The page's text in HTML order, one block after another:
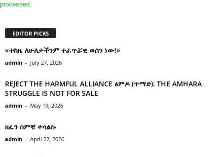
processed.
EDITOR PICKS
«ተከዜ ለሁለታችንም ተፈጥሯዊ ወሰን ነው!»
admin - July 27, 2026
REJECT THE HARMFUL ALLIANCE ፅምዶ (ጥማድ): THE AMHARA
STRUGGLE IS NOT FOR SALE
admin - May 19, 2026
ዘፈን ሰምቼ ተሳልኩ
admin - April 22, 2026